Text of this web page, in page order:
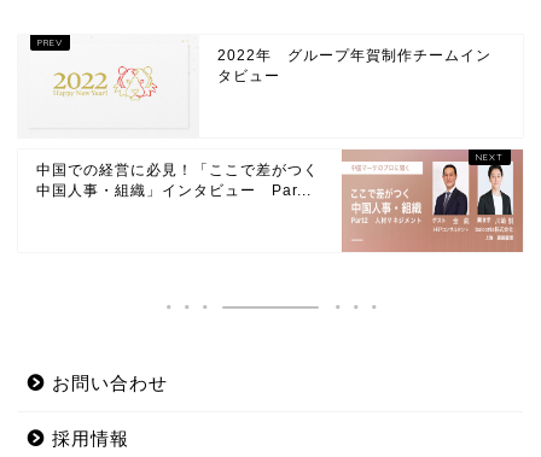
2022年 グループ年賀制作チームイン
タビュー
中国での経営に必見！「ここで差がつく
中国人事・組織」インタビュー Par...
お問い合わせ
採用情報